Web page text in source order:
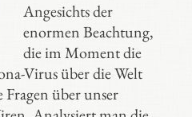
Angesichts der
enormen Beachtung,
die im Moment die
Virus über die Welt
Fragen über unser